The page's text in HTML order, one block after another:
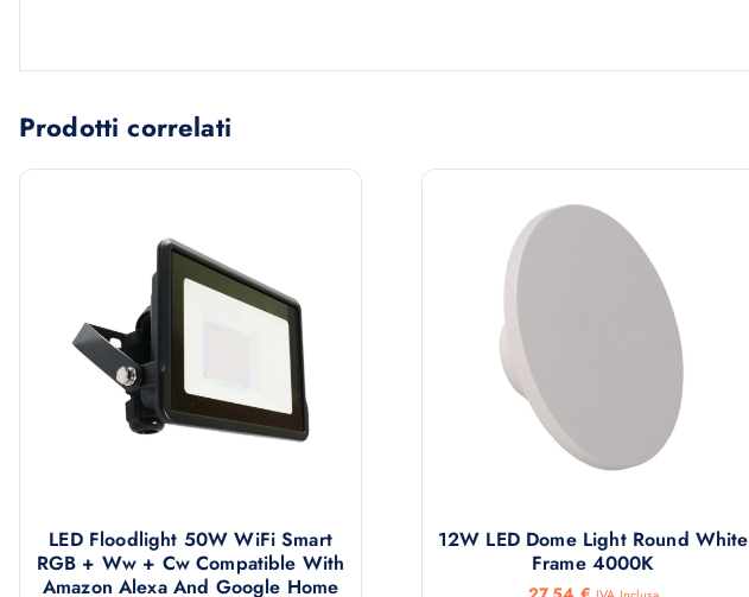
Prodotti correlati
LED Floodlight 50W WiFi Smart
RGB + Ww + Cw Compatible With
Amazon Alexa And Google Home
12W LED Dome Light Round White
Frame 4000K